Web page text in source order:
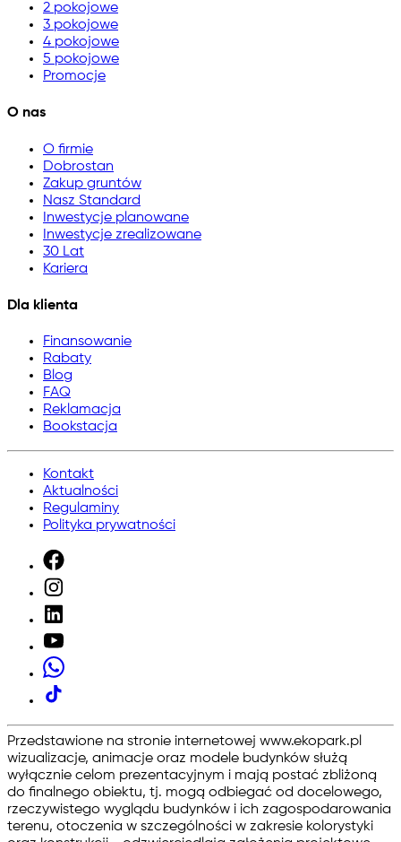
2 pokojowe
3 pokojowe
4 pokojowe
5 pokojowe
Promocje
O nas
O firmie
Dobrostan
Zakup gruntów
Nasz Standard
Inwestycje planowane
Inwestycje zrealizowane
30 Lat
Kariera
Dla klienta
Finansowanie
Rabaty
Blog
FAQ
Reklamacja
Bookstacja
Kontakt
Aktualności
Regulaminy
Polityka prywatności
Przedstawione na stronie internetowej www.ekopark.pl
wizualizacje, animacje oraz modele budynków służą
wyłącznie celom prezentacyjnym i mają postać zbliżoną
do finalnego obiektu, tj. mogą odbiegać od docelowego,
rzeczywistego wyglądu budynków i ich zagospodarowania
terenu, otoczenia w szczególności w zakresie kolorystyki